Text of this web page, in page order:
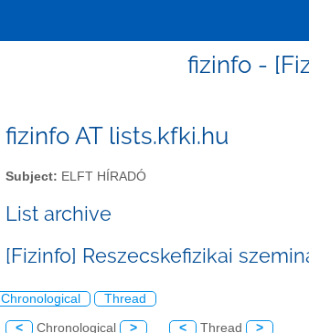
fizinfo -
fizinfo AT lists.kfki.hu
Subject: ELFT HÍRADÓ
List archive
[Fizinfo] Reszecskefizikai
Chronological Thread
< Chronological > < Thread >